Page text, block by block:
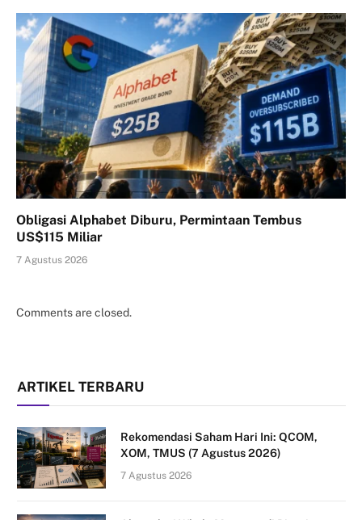
Obligasi Alphabet Diburu, Permintaan Tembus
US$115 Miliar
7 Agustus 2026
Comments are closed.
ARTIKEL TERBARU
Rekomendasi Saham Hari Ini: QCOM,
XOM, TMUS (7 Agustus 2026)
7 Agustus 2026